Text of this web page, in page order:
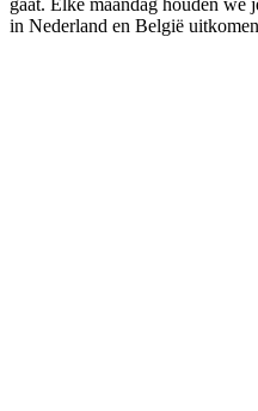
in Nederland en België